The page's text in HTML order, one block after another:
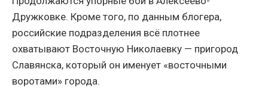
Дружковке. Кроме того, по данным блогера,
российские подразделения всё плотнее
охватывают Восточную Николаевку — пригород
Славянска, который он именует «восточными
воротами» города.